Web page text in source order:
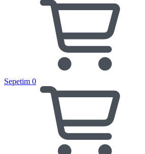
Sepetim 0